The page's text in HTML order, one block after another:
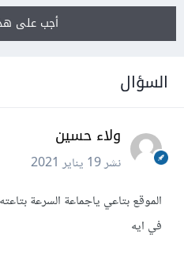
أجب على
السؤال
ولاء حسين
نشر19 يناير 2021
الموقع بتاعي ياجماعة السرعة
في ايه